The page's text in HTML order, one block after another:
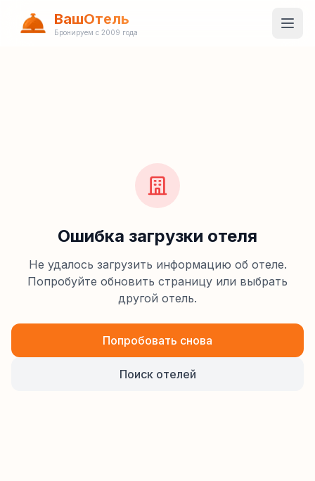
ВашОтель
Бронируем с 2009 года
Ошибка загрузки отеля
Не удалось загрузить информацию об отеле.
Попробуйте обновить страницу или выбрать
другой отель.
Попробовать снова
Поиск отелей